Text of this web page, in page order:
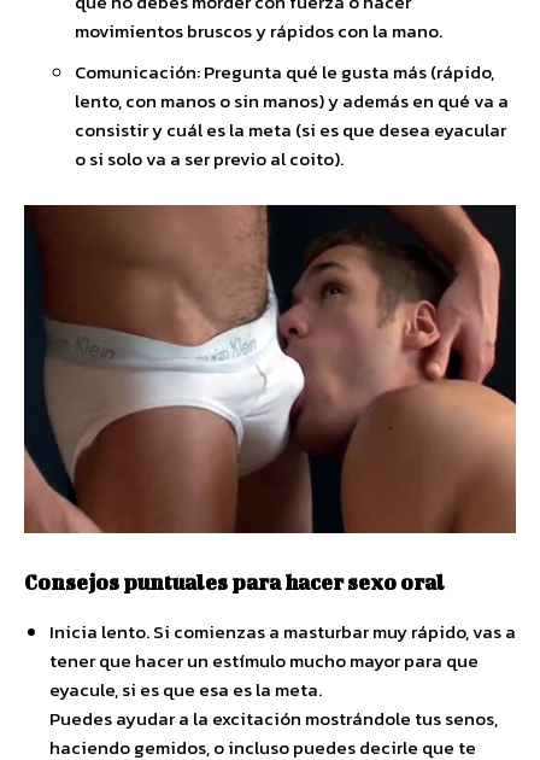
movimientos bruscos y rápidos con la mano.
Comunicación: Pregunta qué le gusta más (rápido,
lento, con manos o sin manos) y además en qué va a
consistir y cuál es la meta (si es que desea eyacular
o si solo va a ser previo al coito).
Consejos puntuales para hacer sexo oral
Inicia lento. Si comienzas a masturbar muy rápido, vas a
tener que hacer un estímulo mucho mayor para que
eyacule, si es que esa es la meta.
Puedes ayudar a la excitación mostrándole tus senos,
haciendo gemidos, o incluso puedes decirle que te